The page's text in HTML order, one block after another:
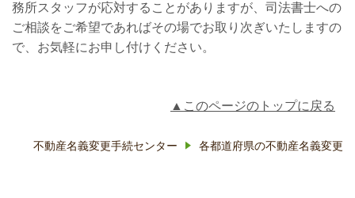
務所スタッフが応対することがありますが、司法書士への
ご相談をご希望であればその場でお取り次ぎいたしますの
で、お気軽にお申し付けください。
▲このページのトップに戻る
不動産名義変更手続センター 各都道府県の不動産名義変更